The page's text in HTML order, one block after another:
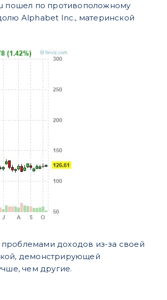
пошел по противоположному
Alphabet Inc., материнской
проблемами доходов из-за своей
демонстрирующей
чем другие.